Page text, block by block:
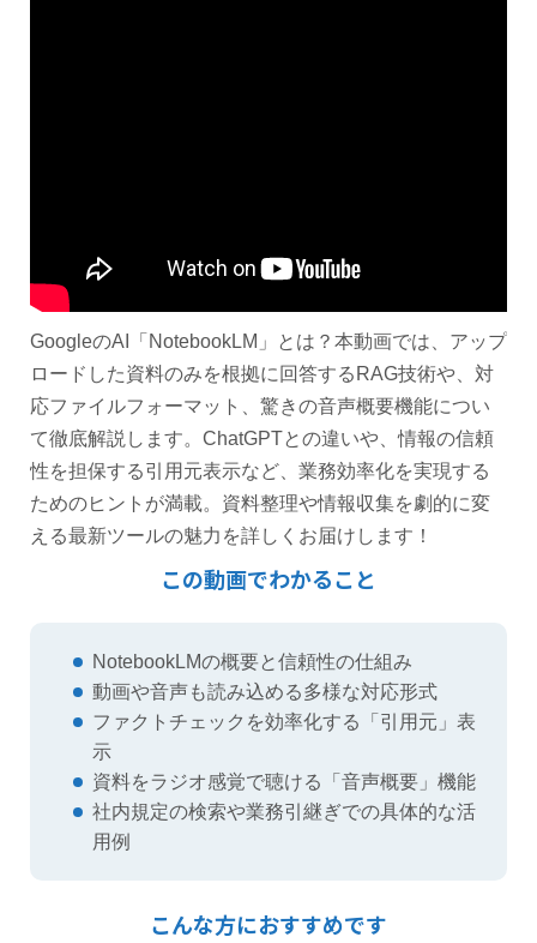
GoogleのAI「NotebookLM」とは？本動画では、アップ
ロードした資料のみを根拠に回答するRAG技術や、対
応ファイルフォーマット、驚きの音声概要機能につい
て徹底解説します。ChatGPTとの違いや、情報の信頼
性を担保する引用元表示など、業務効率化を実現する
ためのヒントが満載。資料整理や情報収集を劇的に変
える最新ツールの魅力を詳しくお届けします！
この動画でわかること
NotebookLMの概要と信頼性の仕組み
動画や音声も読み込める多様な対応形式
ファクトチェックを効率化する「引用元」表
示
資料をラジオ感覚で聴ける「音声概要」機能
社内規定の検索や業務引継ぎでの具体的な活
用例
こんな方におすすめです